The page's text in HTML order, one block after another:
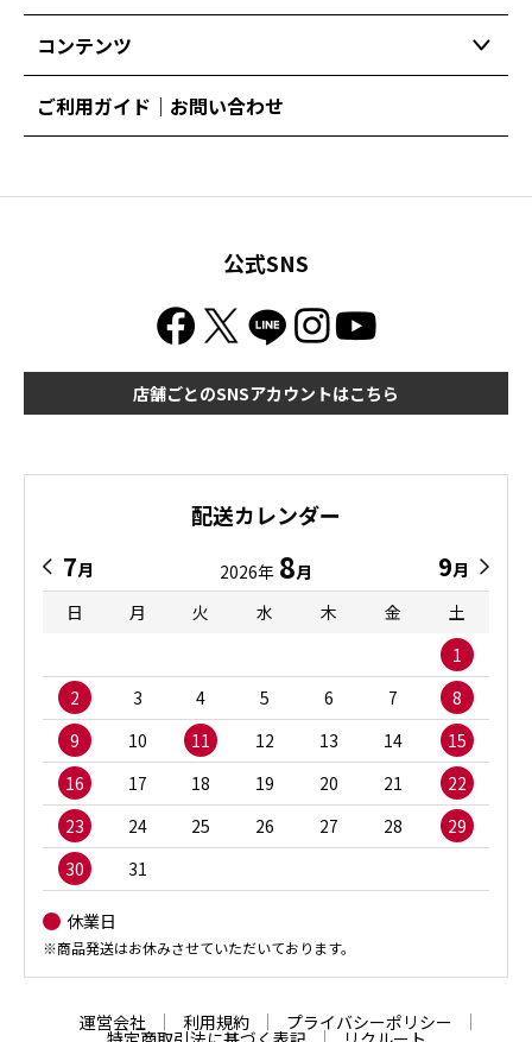
コンテンツ
ご利用ガイド｜お問い合わせ
公式SNS
店舗ごとのSNSアカウントはこちら
配送カレンダー
7月 2026年 8月 9月
日
月 火 水 木 金
土
1
2
3 4 5 6 7
8
9
10 11 12 13 14
15
16
17 18 19 20 21
22
23
24 25 26 27 28
29
30
31
休業日
※商品発送はお休みさせていただいております。
運営会社 利用規約 プライバシーポリシー